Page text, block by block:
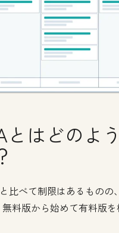
とはどのよ
比べて制限はあるものの
料版から始めて有料版